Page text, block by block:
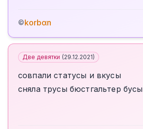
©korbαn
Две девятки (29.12.2021)
совпали статусы и вкусы
сняла трусы бюстгальтер бусы